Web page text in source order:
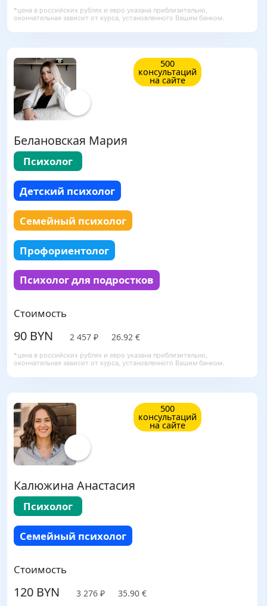
*цена в российских рублях и евро указана приблизительно,
окончательная зависит от курса, установленного Вашим банком.
500
консультаций
на сайте
Белановская Мария
Психолог
Детский психолог
Семейный психолог
Профориентолог
Психолог для подростков
Стоимость
90 BYN 2 457 ₽ 26.92 €
*цена в российских рублях и евро указана приблизительно,
окончательная зависит от курса, установленного Вашим банком.
500
консультаций
на сайте
Калюжина Анастасия
Психолог
Семейный психолог
Стоимость
120 BYN 3 276 ₽ 35.90 €